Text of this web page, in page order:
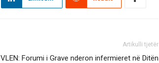
Artikulli tjetër
VLEN: Forumi i Grave nderon infermieret në Ditën